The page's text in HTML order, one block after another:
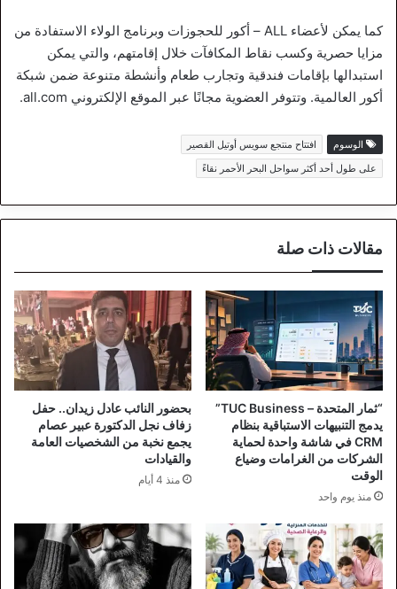
كما يمكن لأعضاء ALL – أكور للحجوزات وبرنامج الولاء الاستفادة من
مزايا حصرية وكسب نقاط المكافآت خلال إقامتهم، والتي يمكن
استبدالها بإقامات فندقية وتجارب طعام وأنشطة متنوعة ضمن شبكة
أكور العالمية. وتتوفر العضوية مجانًا عبر الموقع الإلكتروني all.com.
الوسوم
افتتاح منتجع سويس أوتيل القصير
على طول أحد أكثر سواحل البحر الأحمر نقاءً
مقالات ذات صلة
“ثمار المتحدة – TUC Business”
يدمج التنبيهات الاستباقية بنظام
CRM في شاشة واحدة لحماية
الشركات من الغرامات وضياع
الوقت
منذ يوم واحد
بحضور النائب عادل زيدان.. حفل
زفاف نجل الدكتورة عبير عصام
يجمع نخبة من الشخصيات العامة
والقيادات
منذ 4 أيام